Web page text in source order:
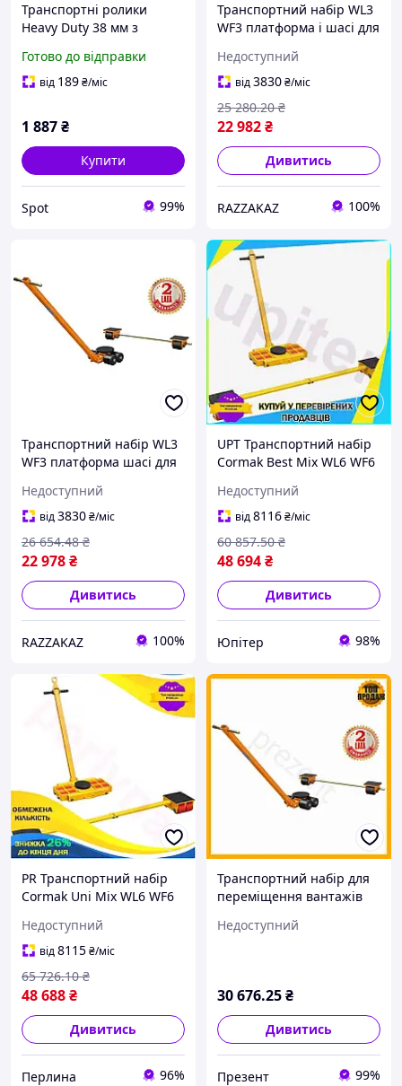
Транспортні ролики
Heavy Duty 38 мм з
сталеві поліуретанові 300
кг безшумні 4 шт
Готово до відправки
від 189₴/міс
1 887₴
Купити
Spot 99%
Транспортний набір WL3
WF3 платформа і шасі для
вантажопідйомність 6
тонн маневрений
Недоступний
від3830₴/міс
22 982₴
25 280.20 ₴
Дивитись
RAZZAKAZ 100%
Транспортний набір WL3
WF3 платформа шасі для
вантажопідйомність 6
тонн
Недоступний
від3830₴/міс
22 978₴
26 654.48 ₴
Дивитись
RAZZAKAZ 100%
UPT Транспортний набір
Cormak Best Mix WL6 WF6
вантажів з
вантажопідйомністю 12
тонн пл UPT66-B
Недоступний
від8116₴/міс
48 694₴
60 857.50 ₴
Дивитись
Юпітер 98%
PR Транспортний набір
Cormak Uni Mix WL6 WF6
вантажів з
вантажопідйомністю 12
тонн пла Per33/R
Недоступний
від8115₴/міс
48 688₴
65 726.10 ₴
Дивитись
Перлина 96%
Транспортний набір для
переміщення вантажів
платформа шасі для
Недоступний
30 676.25₴
Дивитись
Презент 99%